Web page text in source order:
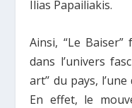
Ilias Papailiakis.
Ainsi, “Le
dans l’univers
art’’ du pays,
En effet, le